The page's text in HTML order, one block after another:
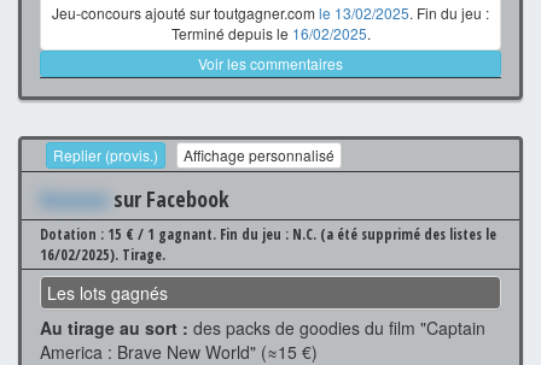
Jeu-concours ajouté sur toutgagner.com le 13/02/2025. Fin du jeu :
Terminé depuis le 16/02/2025.
Voir les commentaires
Replier (provis.) Affichage personnalisé
Xxxxxxx sur Facebook
Dotation : 15 € / 1 gagnant. Fin du jeu : N.C. (a été supprimé des listes le
16/02/2025). Tirage.
Les lots gagnés
Au tirage au sort : des packs de goodies du film "Captain
America : Brave New World" (≈15 €)